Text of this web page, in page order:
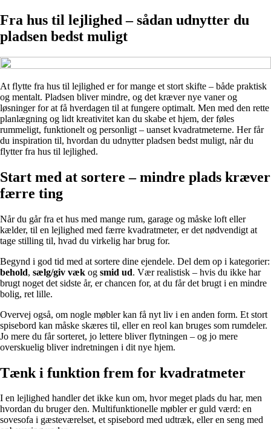
Fra hus til lejlighed – sådan udnytter du
pladsen bedst muligt
At flytte fra hus til lejlighed er for mange et stort skifte – både praktisk
og mentalt. Pladsen bliver mindre, og det kræver nye vaner og
løsninger for at få hverdagen til at fungere optimalt. Men med den rette
planlægning og lidt kreativitet kan du skabe et hjem, der føles
rummeligt, funktionelt og personligt – uanset kvadratmeterne. Her får
du inspiration til, hvordan du udnytter pladsen bedst muligt, når du
flytter fra hus til lejlighed.
Start med at sortere – mindre plads kræver
færre ting
Når du går fra et hus med mange rum, garage og måske loft eller
kælder, til en lejlighed med færre kvadratmeter, er det nødvendigt at
tage stilling til, hvad du virkelig har brug for.
Begynd i god tid med at sortere dine ejendele. Del dem op i kategorier:
behold, sælg/giv væk og smid ud. Vær realistisk – hvis du ikke har
brugt noget det sidste år, er chancen for, at du får det brugt i en mindre
bolig, ret lille.
Overvej også, om nogle møbler kan få nyt liv i en anden form. Et stort
spisebord kan måske skæres til, eller en reol kan bruges som rumdeler.
Jo mere du får sorteret, jo lettere bliver flytningen – og jo mere
overskuelig bliver indretningen i dit nye hjem.
Tænk i funktion frem for kvadratmeter
I en lejlighed handler det ikke kun om, hvor meget plads du har, men
hvordan du bruger den. Multifunktionelle møbler er guld værd: en
sovesofa i gæsteværelset, et spisebord med udtræk, eller en seng med